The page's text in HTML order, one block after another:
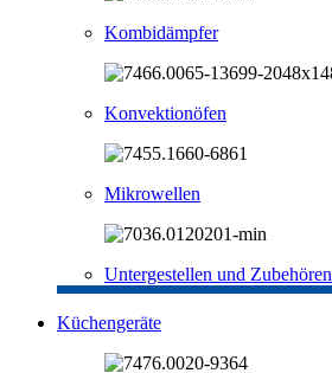
Kombidämpfer
Konvektionöfen
Mikrowellen
Untergestellen und Zubehören
Küchengeräte